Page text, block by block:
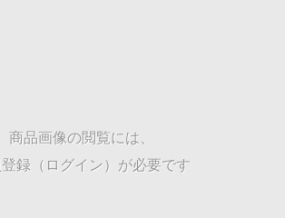
商品画像の閲覧には、
録（ログイン）が必要です